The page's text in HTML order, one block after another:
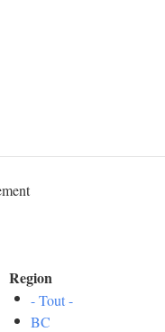
Region
- Tout -
BC